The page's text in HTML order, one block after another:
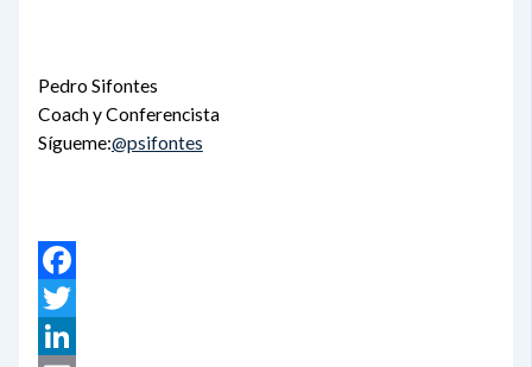
Pedro Sifontes
Coach y Conferencista
Sígueme:@psifontes
Facebook
Twitter